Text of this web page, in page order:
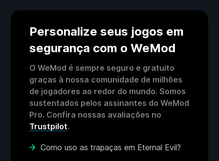
Personalize seus jogos em
segurança com o WeMod
O WeMod é sempre seguro e gratuito
graças à nossa comunidade de milhões
de jogadores ao redor do mundo. Somos
sustentados pelos assinantes do WeMod
Pro. Confira nossas avaliações no
Trustpilot.
Como uso as trapaças em Eternal Evil?